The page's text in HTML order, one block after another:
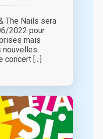
The Nails sera
2022 pour
mais
nouvelles
[...]